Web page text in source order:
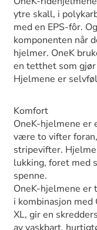
ytre skall, i
med en EPS-fôr.
komponenten når
hjelmer. OneK
en tetthet som
Hjelmene er
Komfort
OneK-hjelmene
være to vifter
stripevifter.
lukking, foret med
spenne.
OneK-hjelmene
i kombinasjon
XL, gir en